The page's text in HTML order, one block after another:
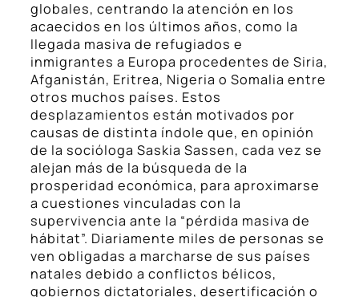
globales, centrando la atención en los
acaecidos en los últimos años, como la
llegada masiva de refugiados e
inmigrantes a Europa procedentes de Siria,
Afganistán, Eritrea, Nigeria o Somalia entre
otros muchos países. Estos
desplazamientos están motivados por
causas de distinta índole que, en opinión
de la socióloga Saskia Sassen, cada vez se
alejan más de la búsqueda de la
prosperidad económica, para aproximarse
a cuestiones vinculadas con la
supervivencia ante la “pérdida masiva de
hábitat”. Diariamente miles de personas se
ven obligadas a marcharse de sus países
natales debido a conflictos bélicos,
gobiernos dictatoriales, desertificación o